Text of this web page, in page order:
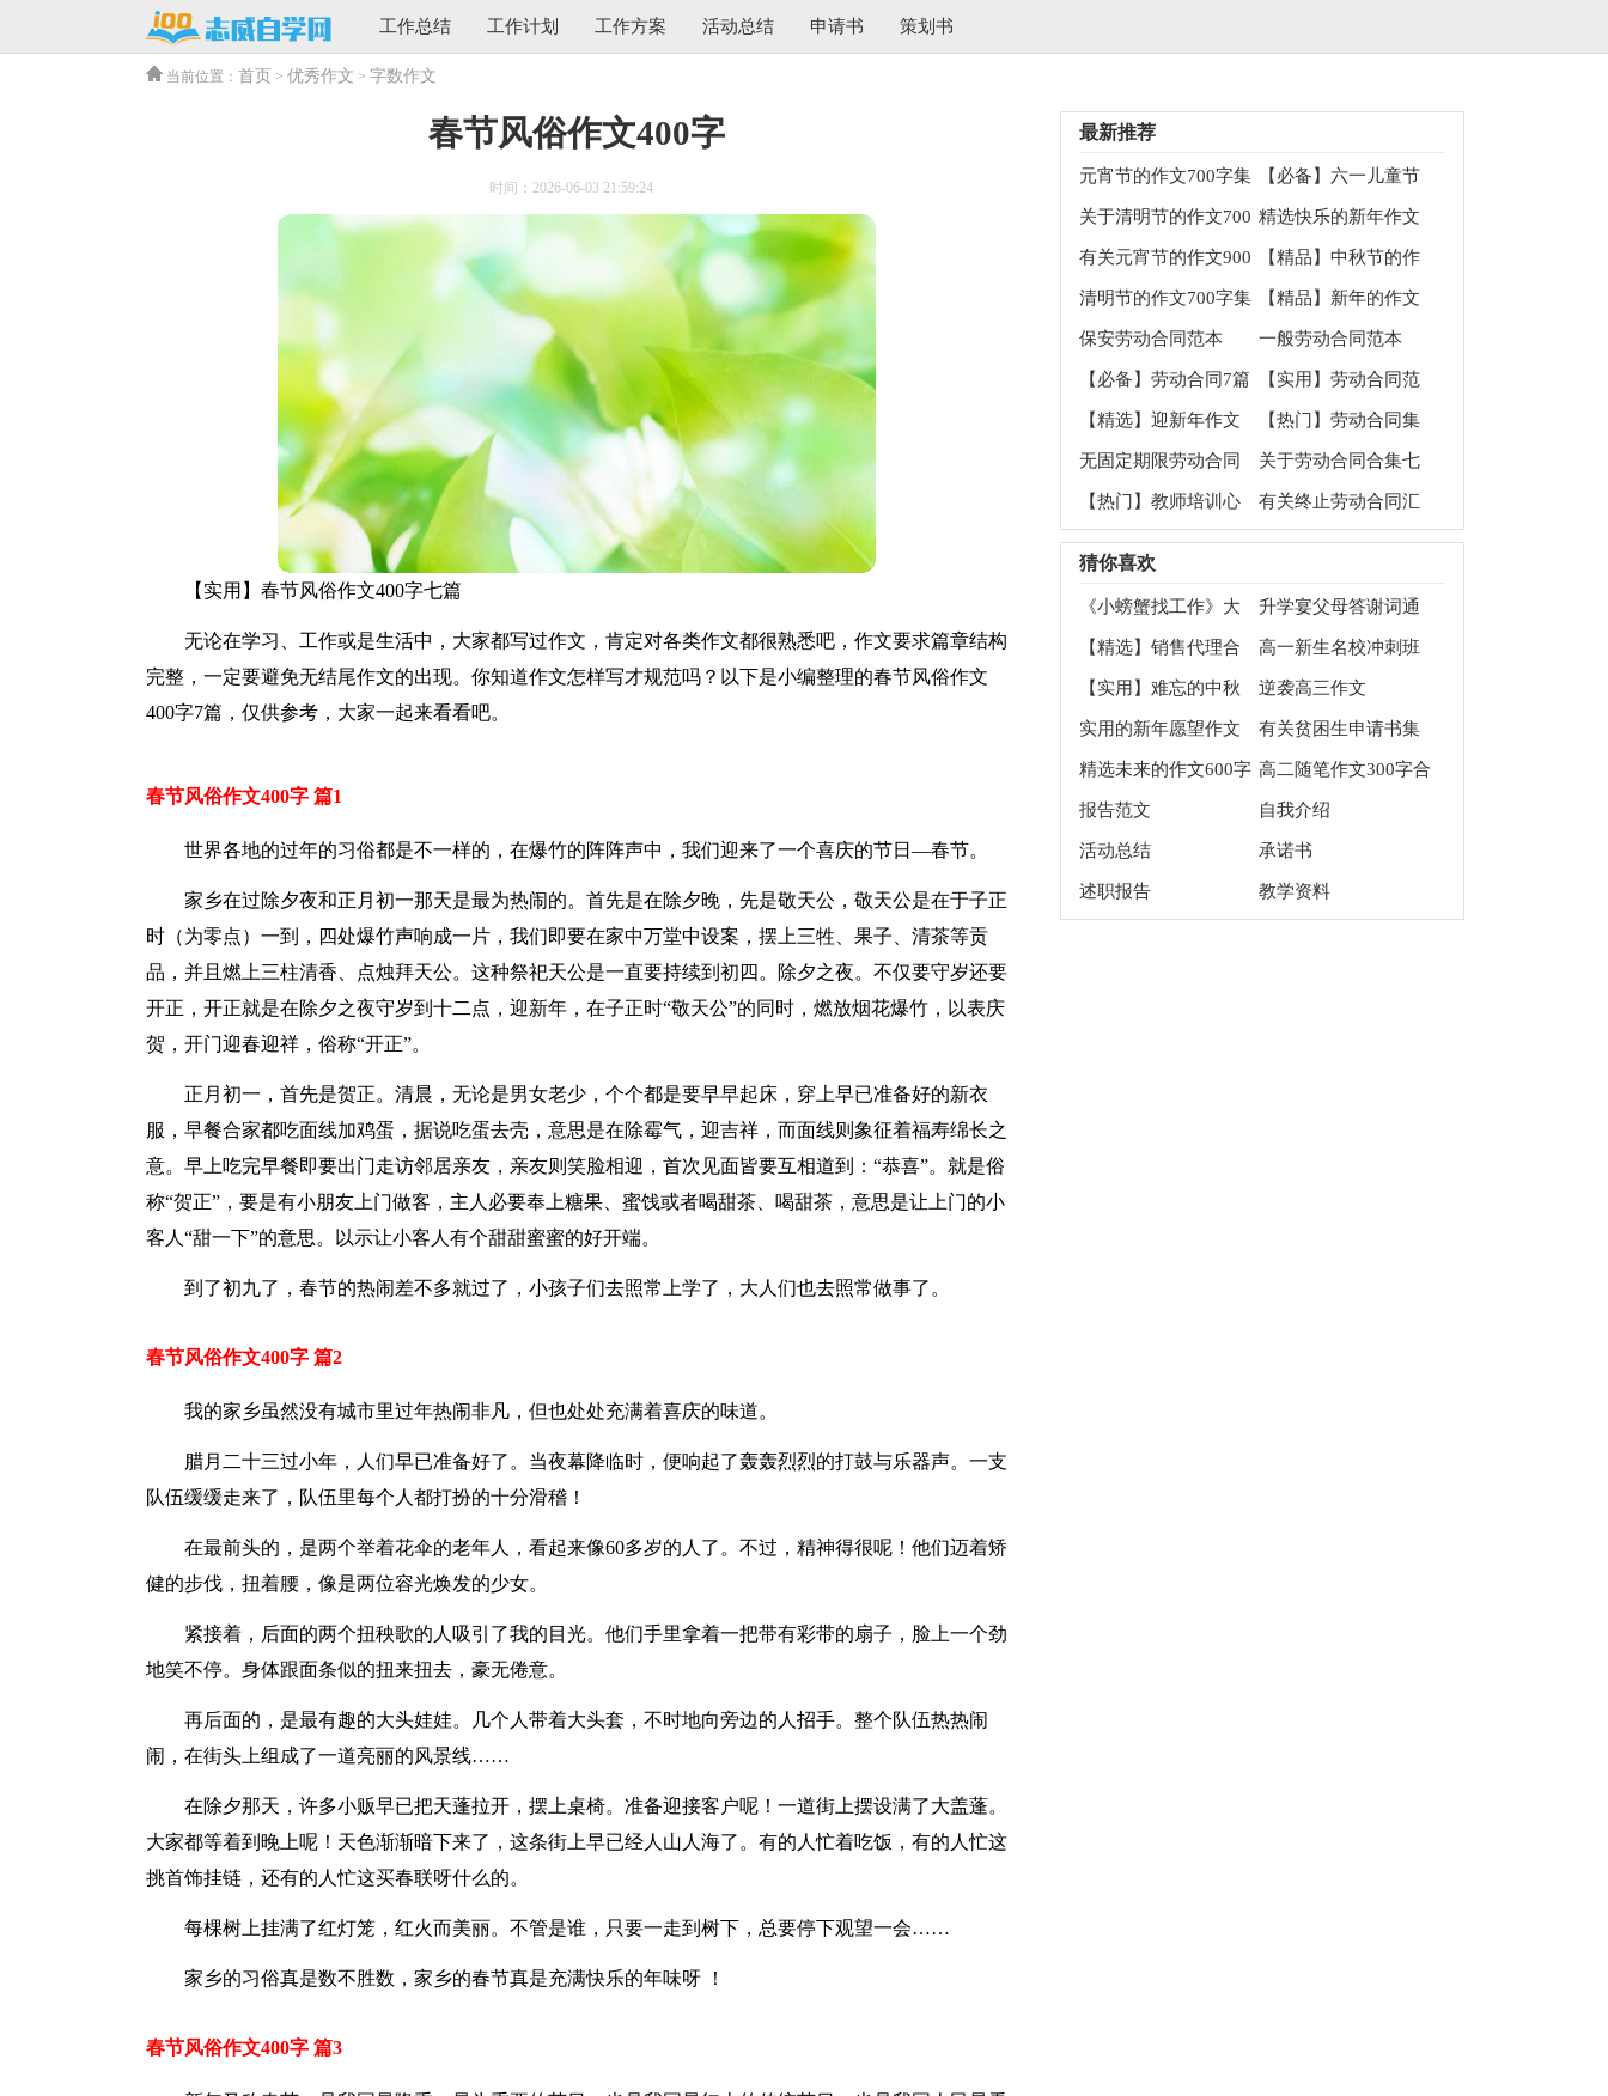
工作总结 工作计划 工作方案 活动总结 申请书 策划书
当前位置： 首页 > 优秀作文 > 字数作文
春节风俗作文400字
时间：2026-06-03 21:59:24
【实用】春节风俗作文400字七篇
无论在学习、工作或是生活中，大家都写过作文，肯定对各类作文都很熟悉吧，作文要求篇章结构
完整，一定要避免无结尾作文的出现。你知道作文怎样写才规范吗？以下是小编整理的春节风俗作文
400字7篇，仅供参考，大家一起来看看吧。
春节风俗作文400字 篇1
世界各地的过年的习俗都是不一样的，在爆竹的阵阵声中，我们迎来了一个喜庆的节日—春节。
家乡在过除夕夜和正月初一那天是最为热闹的。首先是在除夕晚，先是敬天公，敬天公是在于子正
时（为零点）一到，四处爆竹声响成一片，我们即要在家中万堂中设案，摆上三牲、果子、清茶等贡
品，并且燃上三柱清香、点烛拜天公。这种祭祀天公是一直要持续到初四。除夕之夜。不仅要守岁还要
开正，开正就是在除夕之夜守岁到十二点，迎新年，在子正时“敬天公”的同时，燃放烟花爆竹，以表庆
贺，开门迎春迎祥，俗称“开正”。
正月初一，首先是贺正。清晨，无论是男女老少，个个都是要早早起床，穿上早已准备好的新衣
服，早餐合家都吃面线加鸡蛋，据说吃蛋去壳，意思是在除霉气，迎吉祥，而面线则象征着福寿绵长之
意。早上吃完早餐即要出门走访邻居亲友，亲友则笑脸相迎，首次见面皆要互相道到：“恭喜”。就是俗
称“贺正”，要是有小朋友上门做客，主人必要奉上糖果、蜜饯或者喝甜茶、喝甜茶，意思是让上门的小
客人“甜一下”的意思。以示让小客人有个甜甜蜜蜜的好开端。
到了初九了，春节的热闹差不多就过了，小孩子们去照常上学了，大人们也去照常做事了。
春节风俗作文400字 篇2
我的家乡虽然没有城市里过年热闹非凡，但也处处充满着喜庆的味道。
腊月二十三过小年，人们早已准备好了。当夜幕降临时，便响起了轰轰烈烈的打鼓与乐器声。一支
队伍缓缓走来了，队伍里每个人都打扮的十分滑稽！
在最前头的，是两个举着花伞的老年人，看起来像60多岁的人了。不过，精神得很呢！他们迈着矫
健的步伐，扭着腰，像是两位容光焕发的少女。
紧接着，后面的两个扭秧歌的人吸引了我的目光。他们手里拿着一把带有彩带的扇子，脸上一个劲
地笑不停。身体跟面条似的扭来扭去，豪无倦意。
再后面的，是最有趣的大头娃娃。几个人带着大头套，不时地向旁边的人招手。整个队伍热热闹
闹，在街头上组成了一道亮丽的风景线……
在除夕那天，许多小贩早已把天蓬拉开，摆上桌椅。准备迎接客户呢！一道街上摆设满了大盖蓬。
大家都等着到晚上呢！天色渐渐暗下来了，这条街上早已经人山人海了。有的人忙着吃饭，有的人忙这
挑首饰挂链，还有的人忙这买春联呀什么的。
每棵树上挂满了红灯笼，红火而美丽。不管是谁，只要一走到树下，总要停下观望一会……
家乡的习俗真是数不胜数，家乡的春节真是充满快乐的年味呀 ！
春节风俗作文400字 篇3
最新推荐
元宵节的作文700字集
锦5篇
【必备】六一儿童节
小学生作文700字四篇
关于清明节的作文700
字汇编8篇
精选快乐的新年作文
700字6篇
有关元宵节的作文900
字汇编八篇
【精品】中秋节的作
文700字汇总七篇
清明节的作文700字集
合七篇
【精品】新年的作文
700字7篇
保安劳动合同范本 一般劳动合同范本
【必备】劳动合同7篇
【实用】劳动合同范
文集合7篇
【精选】迎新年作文
600字合集十篇
【热门】劳动合同集
合9篇
无固定期限劳动合同
关于劳动合同合集七
篇
【热门】教师培训心
有关终止劳动合同汇
猜你喜欢
《小螃蟹找工作》大
班教案
升学宴父母答谢词通
用15篇
【精选】销售代理合
同汇总9篇
高一新生名校冲刺班
培养工作方案
【实用】难忘的中秋
节作文200字四篇
逆袭高三作文
实用的新年愿望作文
500字合集6篇
有关贫困生申请书集
锦6篇
精选未来的作文600字
9篇
高二随笔作文300字合
集6篇
报告范文 自我介绍
活动总结 承诺书
述职报告 教学资料